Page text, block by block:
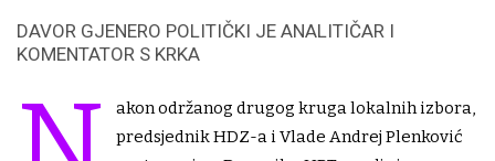
DAVOR GJENERO POLITIČKI JE ANALITIČAR I
KOMENTATOR S KRKA
akon održanog drugog kruga lokalnih izbora,
predsjednik HDZ-a i Vlade Andrej Plenković